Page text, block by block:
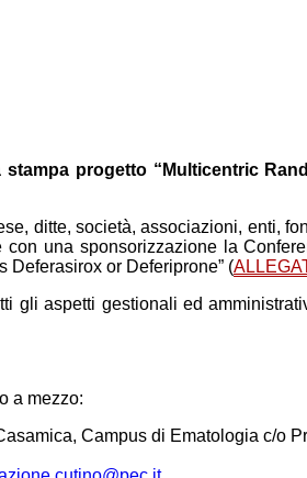
stampa progetto “Multicentric
ditte, società, associazioni, enti,
una sponsorizzazione la
or Deferiprone” (
gli aspetti gestionali ed
a mezzo:
Campus di Ematologia c/o